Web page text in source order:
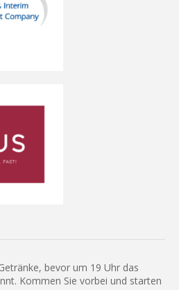
bevor um 19 Uhr das
Kommen Sie vorbei und starten